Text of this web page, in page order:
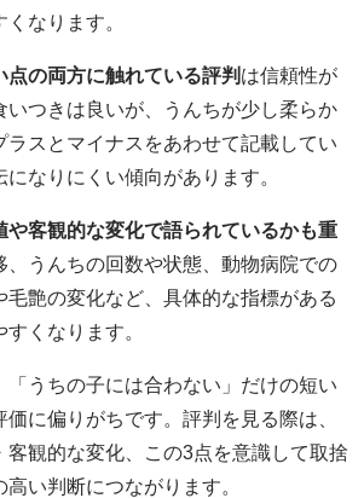
なります。
点の両方に触れている評判 は信頼性が
いつきは良いが、うんちが少し柔らか
ラスとマイナスをあわせて記載してい
なりにくい傾向があります。
や客観的な変化で語られているかも重
、うんちの回数や状態、動物病院での
毛艶の変化など、具体的な指標がある
くなります。
「うちの子には合わない」だけの短い
に偏りがちです。評判を見る際は、
客観的な変化、この3点を意識して取捨
い判断につながります。